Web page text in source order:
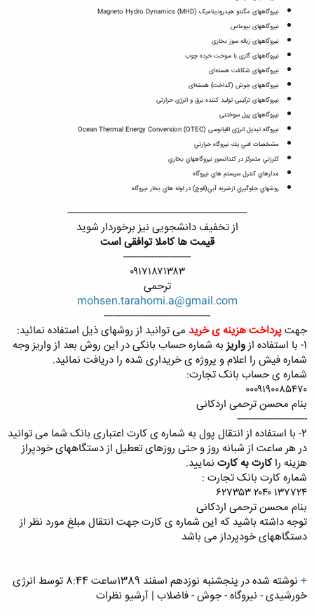
نیروگاههای مگنتو هیدرودینامیک (Magneto Hydro Dynamics (MHD
نیروگاههای بیوماس
نیروگاههای زباله سوز بخاری
نیروگاههای گازی با سوخت خرده چوب
نیروگاههای شکافت هسته‌ای
نیروگاههای جوش (گداخت) هسته‌ای
نیروگاههای ترکیبی تولید کننده برق و انرژی حرارتی
نیروگاههای پیل سوختنی
نیروگاه تبدیل انرژی اقیانوسی (Ocean Thermal Energy Conversion (OTEC
مشخصات فني يك نيروگاه حرارتي
كلرزني متمركز در كندانسور نيروگاههاي بخاري
مدارهاي كنترل سيستم هاي نيروگاه
روشهاي جلوگيري ازضربه آبي(قوچ) در لوله هاي بخار نيروگاه
----------------------------------------------------------------​
از تخفیف دانشجویی نیز برخوردار شوید​
قیمت ها کاملا توافقی است
------------------------​
۰۹۱۷۱۸۷۱۳۸۳​
ترحمی​
mohsen.tarahomi.a@gmail.com
--------------------------------------​
جهتپرداخت هزینه ی خرید می توانید از روشهای ذیل استفاده نمائید:
1- با استفاده از
واریزبه شماره حساب بانکی در این روش بعد از واریز وجه
شماره فیش را اعلام و پروژه ی خریداری شده را دریافت نمائید.
شماره ی حساب بانک تجارت:
۰۰۰۹۱۹۰۰۸۵۴۷۰
بنام محسن ترحمی اردکانی
-------------------------
2- با استفاده از انتقال پول به شماره ی کارت اعتباری بانک شما می توانید
در هر ساعت از شبانه روز و حتی روزهای تعطیل از دستگاههای خودپراز
هزینه راکارت به کارت نمایید.
شماره کارت بانک تجارت :
۱۳۷۷۲۴ ۲۰۴۰ ۶۲۷۳۵۳
بنام محسن ترحمی اردکانی
توجه داشته باشید که این شماره ی کارت جهت انتقال مبلغ مورد نظر از
دستگاههای خودپرداز می باشد
+
نوشته شده در پنجشنبه نوزدهم اسفند 1389ساعت 8:44 توسط انرژی
خورشیدی - نیروگاه - جوش - فاضلاب | آرشیو نظرات